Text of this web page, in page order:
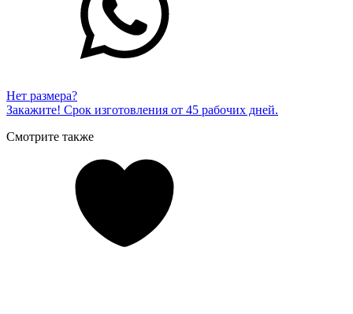
Нет размера?
Закажите! Срок изготовления от 45 рабочих дней.
Смотрите также